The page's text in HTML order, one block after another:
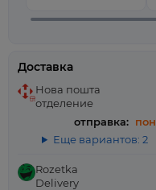
Доставка
Нова пошта
отделение
отправка:
Еще вариантов: 2
Rozetka
Delivery